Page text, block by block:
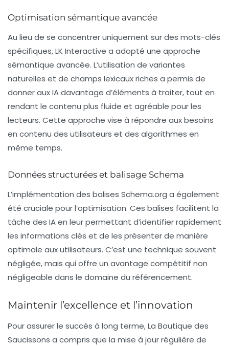
Optimisation sémantique avancée
Au lieu de se concentrer uniquement sur des mots-clés
spécifiques, LK Interactive a adopté une approche
sémantique avancée. L’utilisation de variantes
naturelles et de champs lexicaux riches a permis de
donner aux IA davantage d’éléments à traiter, tout en
rendant le contenu plus fluide et agréable pour les
lecteurs. Cette approche vise à répondre aux besoins
en contenu des utilisateurs et des algorithmes en
même temps.
Données structurées et balisage Schema
L’implémentation des balises Schema.org a également
été cruciale pour l’optimisation. Ces balises facilitent la
tâche des IA en leur permettant d’identifier rapidement
les informations clés et de les présenter de manière
optimale aux utilisateurs. C’est une technique souvent
négligée, mais qui offre un avantage compétitif non
négligeable dans le domaine du référencement.
Maintenir l’excellence et l’innovation
Pour assurer le succès à long terme, La Boutique des
Saucissons a compris que la mise à jour régulière de